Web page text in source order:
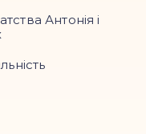
Антонія і